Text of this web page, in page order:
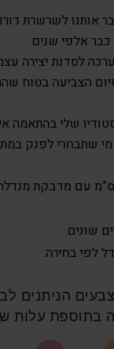
אותנו לשרשרת
אלפי שנים.
ערכה לסדנת יצירה
הצביעה בטוח
שלי בהתאמה
שתבחרי לפנק
הערכה כוללת 6 צבעים
עלות של 5 ₪ לכל